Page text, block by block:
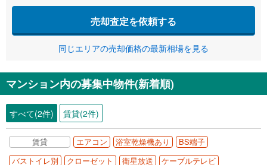
売却査定を依頼する
同じエリアの売却価格の最新相場を見る
マンション内の募集中物件(新着順)
すべて(2件) 賃貸(2件)
賃貸 エアコン 浴室乾燥機あり
BS端子
バストイレ別
クローゼット 衛星放送
ケーブルテレビ